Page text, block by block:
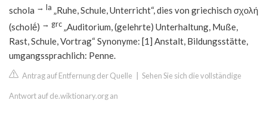
schola → la „Ruhe, Schule, Unterricht“, dies von griechisch σχολή
(scholḗ) → grc „Auditorium, (gelehrte) Unterhaltung, Muße,
Rast, Schule, Vortrag“ Synonyme: [1] Anstalt, Bildungsstätte,
umgangssprachlich: Penne.
Antrag auf Entfernung der Quelle Sehen Sie sich die vollständige
Antwort auf de.wiktionary.org an